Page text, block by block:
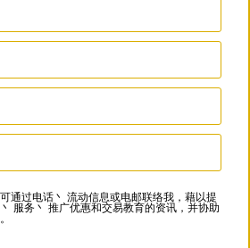
通过电话丶 流动信息或电邮联络我，藉以提
服务丶 推广优惠和交易教育的资讯，并协助